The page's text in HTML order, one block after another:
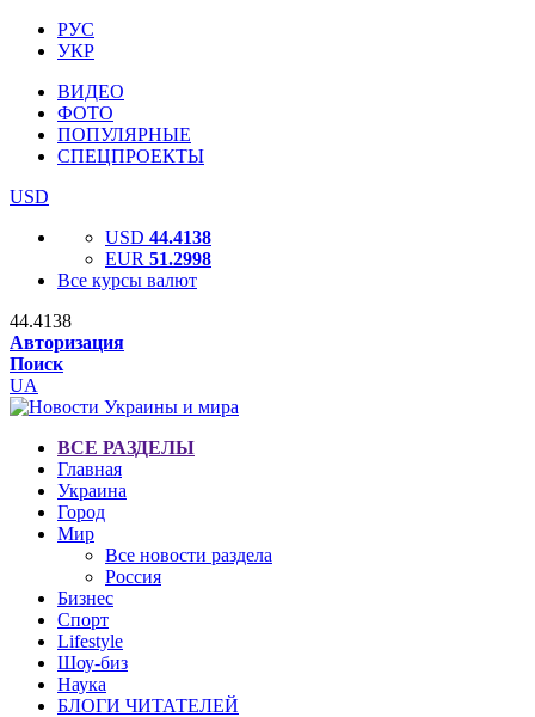
РУС
УКР
ВИДЕО
ФОТО
ПОПУЛЯРНЫЕ
СПЕЦПРОЕКТЫ
USD
USD 44.4138
EUR 51.2998
Все курсы валют
44.4138
Авторизация
Поиск
UA
ВСЕ РАЗДЕЛЫ
Главная
Украина
Город
Мир
Все новости раздела
Россия
Бизнес
Спорт
Lifestyle
Шоу-биз
Наука
БЛОГИ ЧИТАТЕЛЕЙ